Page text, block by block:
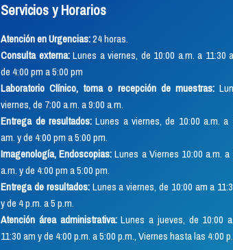
Servicios y Horarios
Atención en Urgencias:24 horas.
Consulta externa:Lunes a viernes, de 10:00 a.m. a 11:30
de 4:00 pm a 5:00 pm
Laboratorio Clínico, toma o recepción de muestras:
viernes, de 7:00 a.m. a 9:00 a.m.
Entrega de resultados: Lunes a viernes, de 10:00 a.m. a
am. y de 4:00 pm a 5:00 pm.
Imagenología, Endoscopias:Lunes a Viernes 10:00 a.m. a
a.m. y de 4:00 pm a 5:00 pm.
Entrega de resultados:Lunes a viernes, de 10:00 am a
y de 4 p.m. a 5 p.m.
Atención área administrativa:Lunes a jueves, de 10:00
11:30 am y de 4:00 p.m. a 5:00 p.m., Viernes hasta las 4:00